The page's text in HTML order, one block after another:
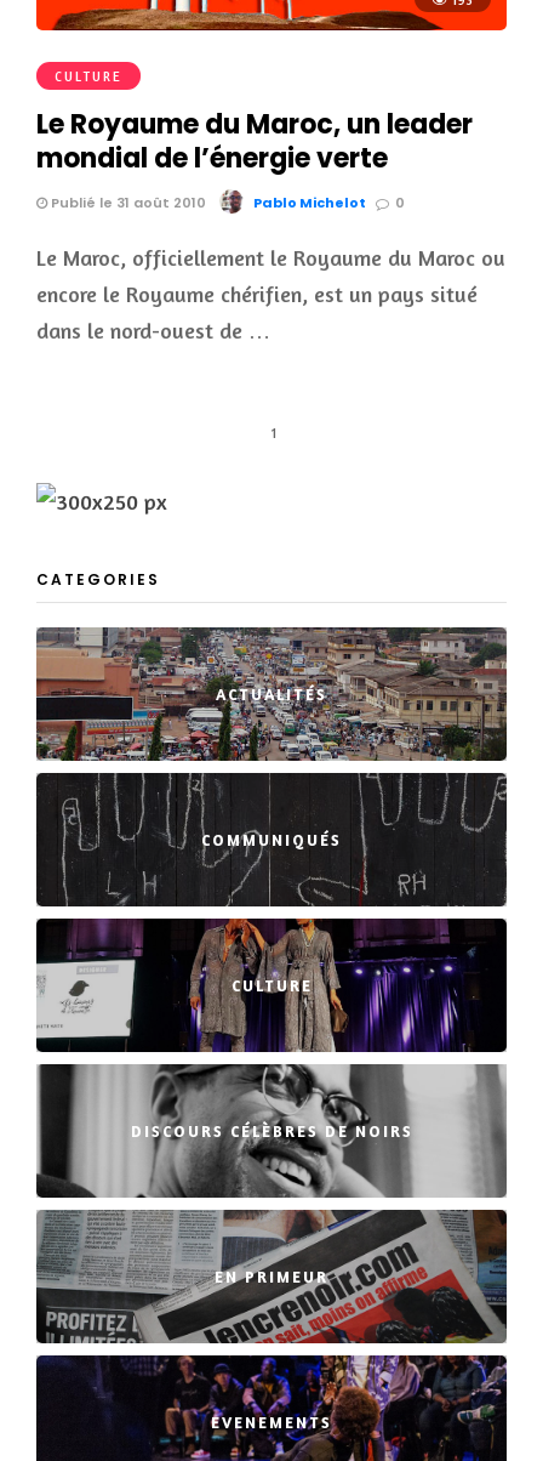
CULTURE
Le Royaume du Maroc, un leader
mondial de l’énergie verte
Publié le 31 août 2010 Pablo Michelot 0
Le Maroc, officiellement le Royaume du Maroc ou
encore le Royaume chérifien, est un pays situé
dans le nord-ouest de …
1
CATEGORIES
ACTUALITÉS
COMMUNIQUÉS
CULTURE
DISCOURS CÉLÈBRES DE NOIRS
EN PRIMEUR
EVENEMENTS